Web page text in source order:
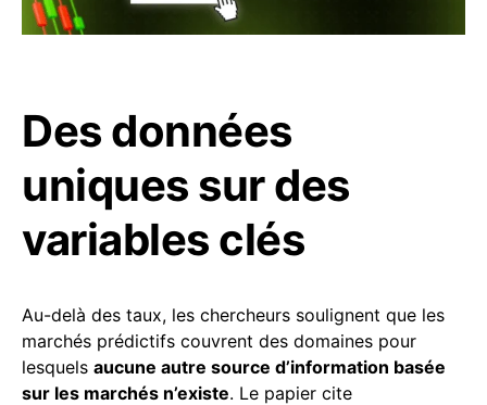
Des données
uniques sur des
variables clés
Au-delà des taux, les chercheurs soulignent que les
marchés prédictifs couvrent des domaines pour
lesquels aucune autre source d’information basée
sur les marchés n’existe. Le papier cite